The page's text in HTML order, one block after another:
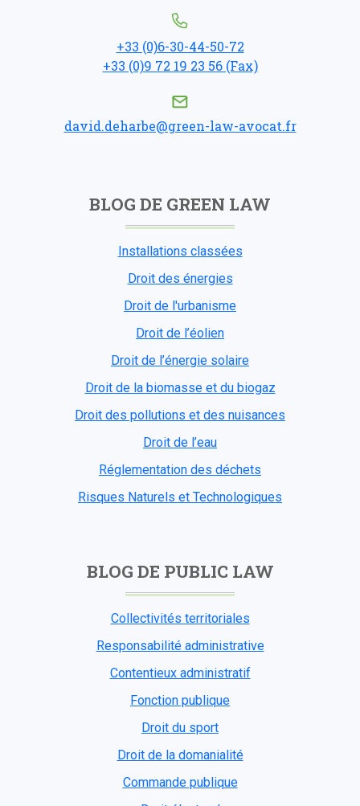
+33 (0)6-30-44-50-72
+33 (0)9 72 19 23 56 (Fax)
david.deharbe@green-law-avocat.fr
BLOG DE GREEN LAW
Installations classées
Droit des énergies
Droit de l'urbanisme
Droit de l’éolien
Droit de l’énergie solaire
Droit de la biomasse et du biogaz
Droit des pollutions et des nuisances
Droit de l’eau
Réglementation des déchets
Risques Naturels et Technologiques
BLOG DE PUBLIC LAW
Collectivités territoriales
Responsabilité administrative
Contentieux administratif
Fonction publique
Droit du sport
Droit de la domanialité
Commande publique